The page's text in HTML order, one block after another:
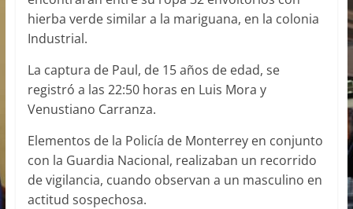
hierba verde similar a la mariguana, en la colonia
Industrial.
La captura de Paul, de 15 años de edad, se
registró a las 22:50 horas en Luis Mora y
Venustiano Carranza.
Elementos de la Policía de Monterrey en conjunto
con la Guardia Nacional, realizaban un recorrido
de vigilancia, cuando observan a un masculino en
actitud sospechosa.